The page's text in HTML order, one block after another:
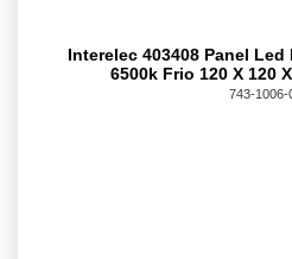
Interelec 403408 Panel
6500k Frio 120 X 120
743-1006-